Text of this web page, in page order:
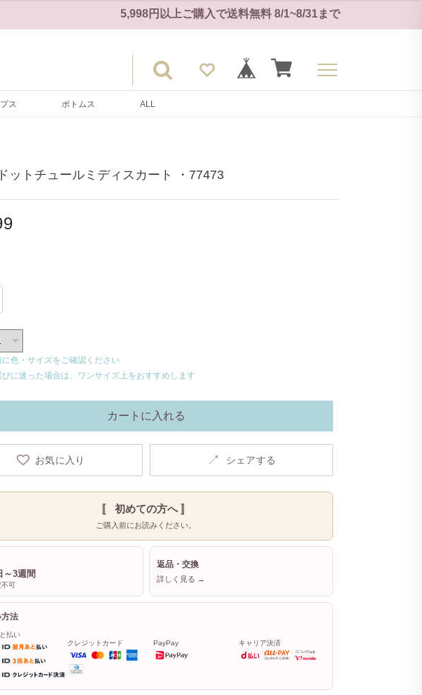
5,998円以上ご購入で送料無料 8/1~8/31まで
ス ボトムス ALL
ットチュールミディスカート ・77473
色・サイズをご確認ください
に迷った場合は、ワンサイズ上をおすすめします
カートに入れる
お気に入り ↗ シェアする
〚 初めての方へ 〛
ご購入前にお読みください。
～3週間
不可
返品・交換
詳しく見る →
法
払い
クレジットカード
PayPay キャリア決済